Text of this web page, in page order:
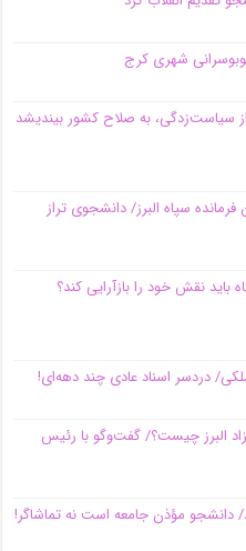
سیاست‌زدگی، به صلاح کشور بیندیشد
سپاه البرز/ دانشجوی تراز
باید نقش خود را بازآرایی کند؟
دردسر اسناد عادی چند‌ دهه‌ای!
البرز چیست؟/ گفت‌وگو با رئیس
مؤذن جامعه است نه تماشاگر!